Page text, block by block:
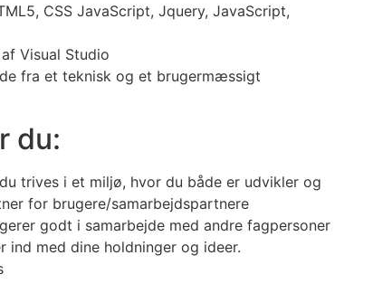
CSS JavaScript, Jquery, JavaScript,
Visual Studio
fra et teknisk og et brugermæssigt
du:
trives i et miljø, hvor du både er udvikler og
for brugere/samarbejdspartnere
godt i samarbejde med andre fagpersoner
ind med dine holdninger og ideer.